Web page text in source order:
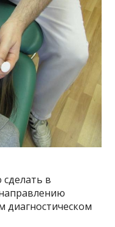
в
диагностическом